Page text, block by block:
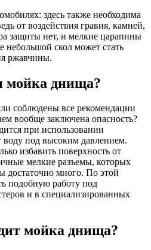
здесь также необходима
от воздействия гравия, камней,
защиты нет, и мелкие царапины
небольшой скол может стать
ржавчины.
мойка днища?
соблюдены все рекомендации
вообще заключена опасность?
при использовании
воду под высоким давлением.
избавить поверхность от
мелкие разъемы, которых
много. По этой
подобную работу под
и в специализированных
мойка днища?